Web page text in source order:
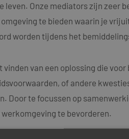
leven. Onze mediators zijn zeer
te bieden waarin je
worden tijdens het
vinden van een oplossing die
of andere
Door te focussen op
te bevorderen.